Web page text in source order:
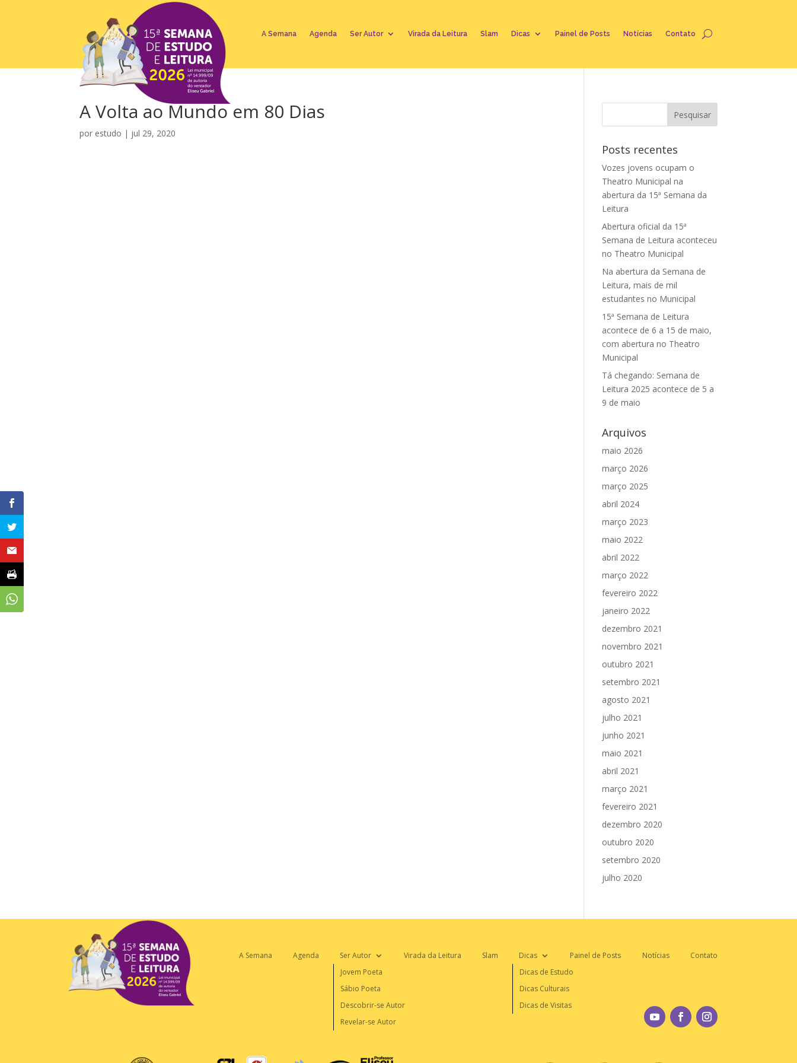
A Semana Agenda Ser Autor Virada da Leitura Slam Dicas Painel de Posts Notícias Contato
A Volta ao Mundo em 80 Dias
por estudo | jul 29, 2020
Posts recentes
Vozes jovens ocupam o
Theatro Municipal na
abertura da 15ª Semana da
Leitura
Abertura oficial da 15ª
Semana de Leitura aconteceu
no Theatro Municipal
Na abertura da Semana de
Leitura, mais de mil
estudantes no Municipal
15ª Semana de Leitura
acontece de 6 a 15 de maio,
com abertura no Theatro
Municipal
Tá chegando: Semana de
Leitura 2025 acontece de 5 a
9 de maio
Arquivos
maio 2026
março 2026
março 2025
abril 2024
março 2023
maio 2022
abril 2022
março 2022
fevereiro 2022
janeiro 2022
dezembro 2021
novembro 2021
outubro 2021
setembro 2021
agosto 2021
julho 2021
junho 2021
maio 2021
abril 2021
março 2021
fevereiro 2021
dezembro 2020
outubro 2020
setembro 2020
julho 2020
A Semana Agenda
Ser Autor
Jovem Poeta
Sábio Poeta
Descobrir-se Autor
Revelar-se Autor
Virada da Leitura Slam
Dicas
Dicas de Estudo
Dicas Culturais
Dicas de Visitas
Painel de Posts Notícias Contato